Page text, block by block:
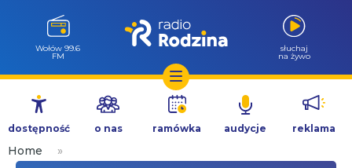
Przejdź
treści
Wołów 99.6
FM
słuchaj
na żywo
dostępność o nas ramówka audycje reklama
Home
»